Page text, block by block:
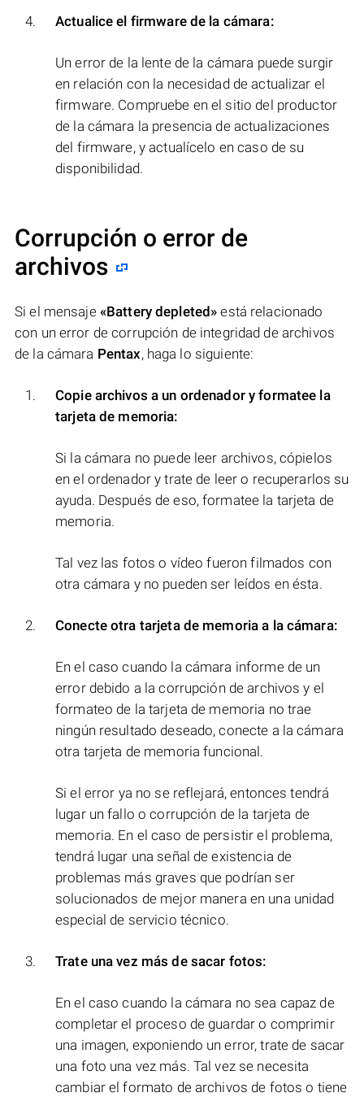
Actualice el firmware de la cámara:
Un error de la lente de la cámara puede surgir
en relación con la necesidad de actualizar el
firmware. Compruebe en el sitio del productor
de la cámara la presencia de actualizaciones
del firmware, y actualícelo en caso de su
disponibilidad.
Corrupción o error de
archivos
Si el mensaje «Battery depleted» está relacionado
con un error de corrupción de integridad de archivos
de la cámara Pentax, haga lo siguiente:
Copie archivos a un ordenador y formatee la
tarjeta de memoria:
Si la cámara no puede leer archivos, cópielos
en el ordenador y trate de leer o recuperarlos su
ayuda. Después de eso, formatee la tarjeta de
memoria.
Tal vez las fotos o vídeo fueron filmados con
otra cámara y no pueden ser leídos en ésta.
Conecte otra tarjeta de memoria a la cámara:
En el caso cuando la cámara informe de un
error debido a la corrupción de archivos y el
formateo de la tarjeta de memoria no trae
ningún resultado deseado, conecte a la cámara
otra tarjeta de memoria funcional.
Si el error ya no se reflejará, entonces tendrá
lugar un fallo o corrupción de la tarjeta de
memoria. En el caso de persistir el problema,
tendrá lugar una señal de existencia de
problemas más graves que podrían ser
solucionados de mejor manera en una unidad
especial de servicio técnico.
Trate una vez más de sacar fotos:
En el caso cuando la cámara no sea capaz de
completar el proceso de guardar o comprimir
una imagen, exponiendo un error, trate de sacar
una foto una vez más. Tal vez se necesita
cambiar el formato de archivos de fotos o tiene